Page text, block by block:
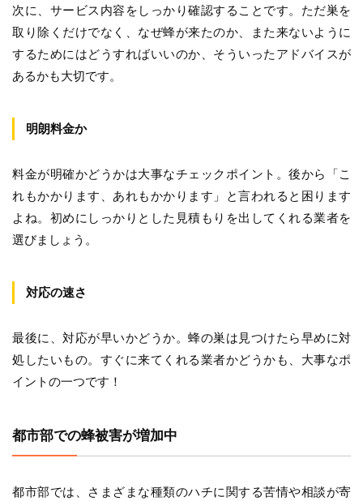
次に、サービス内容をしっかり確認することです。ただ巣を
取り除くだけでなく、なぜ蜂が来たのか、また来ないように
するためにはどうすればいいのか、そういったアドバイスが
あるかも大切です。
明朗料金か
料金が明確かどうかは大事なチェックポイント。後から「こ
れもかかります、あれもかかります」と言われると困ります
よね。初めにしっかりとした見積もりを出してくれる業者を
選びましょう。
対応の速さ
最後に、対応が早いかどうか。蜂の巣は見つけたら早めに対
処したいもの。すぐに来てくれる業者かどうかも、大事なポ
イントの一つです！
都市部での蜂被害が増加中
都市部では、さまざまな種類のハチに関する苦情や相談が寄